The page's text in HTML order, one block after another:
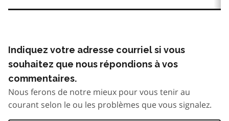
Indiquez votre adresse courriel si vous
souhaitez que nous répondions à vos
commentaires.
Nous ferons de notre mieux pour vous tenir au
courant selon le ou les problèmes que vous signalez.